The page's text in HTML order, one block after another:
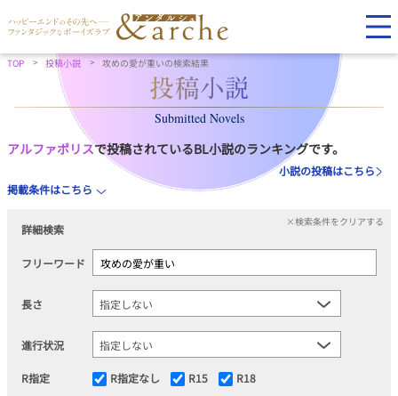
TOP 投稿小説 攻めの愛が重いの検索結果
Submitted Novels
アルファポリスで投稿されているBL小説のランキングです。
小説の投稿はこちら
掲載条件はこちら
詳細検索
×検索条件をクリアする
フリーワード
長さ
進行状況
R指定 R指定なし R15 R18